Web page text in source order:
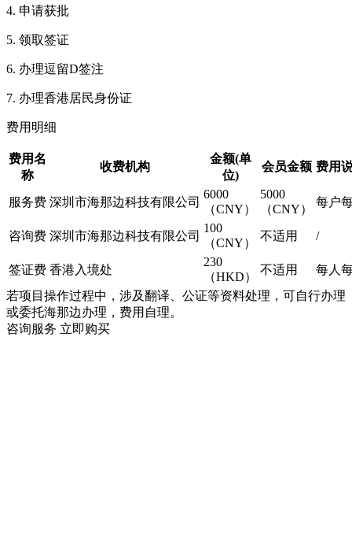
4. 申请获批
5. 领取签证
6. 办理逗留D签注
7. 办理香港居民身份证
费用明细
费用名
称
收费机构
金额(单
位)
会员金额 费用
服务费 深圳市海那边科技有限公司
6000
（CNY）
5000
（CNY）
每户
咨询费 深圳市海那边科技有限公司
100
（CNY）
不适用 /
签证费 香港入境处
230
（HKD）
不适用
每人
若项目操作过程中，涉及翻译、公证等资料处理，可自行办理
或委托海那边办理，费用自理。
咨询服务 立即购买